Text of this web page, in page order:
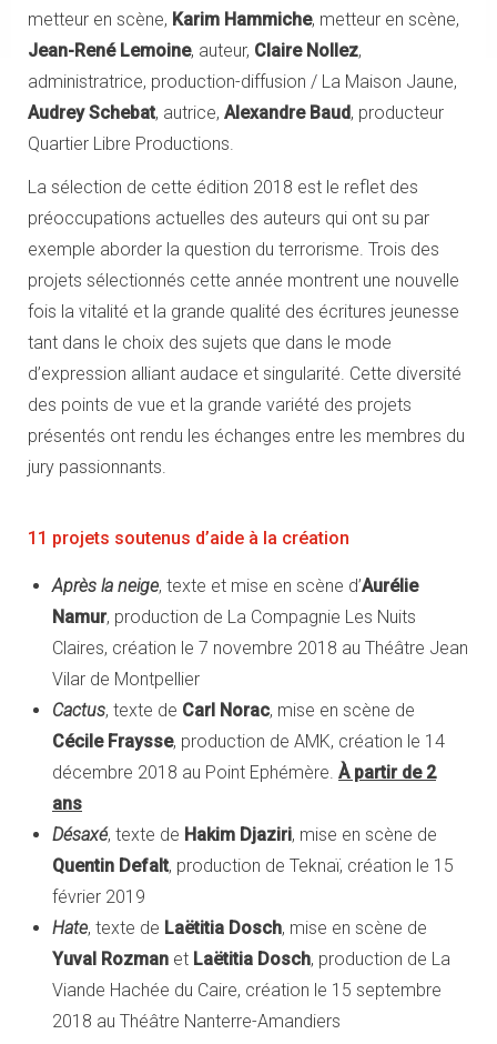
metteur en scène, Karim Hammiche, metteur en scène,
Jean-René Lemoine, auteur, Claire Nollez,
administratrice, production-diffusion / La Maison Jaune,
Audrey Schebat, autrice, Alexandre Baud, producteur
Quartier Libre Productions.
La sélection de cette édition 2018 est le reflet des
préoccupations actuelles des auteurs qui ont su par
exemple aborder la question du terrorisme. Trois des
projets sélectionnés cette année montrent une nouvelle
fois la vitalité et la grande qualité des écritures jeunesse
tant dans le choix des sujets que dans le mode
d’expression alliant audace et singularité. Cette diversité
des points de vue et la grande variété des projets
présentés ont rendu les échanges entre les membres du
jury passionnants.
11 projets soutenus d’aide à la création
Après la neige, texte et mise en scène d’Aurélie
Namur, production de La Compagnie Les Nuits
Claires, création le 7 novembre 2018 au Théâtre Jean
Vilar de Montpellier
Cactus, texte de Carl Norac, mise en scène de
Cécile Fraysse, production de AMK, création le 14
décembre 2018 au Point Ephémère. À partir de 2
ans
Désaxé, texte de Hakim Djaziri, mise en scène de
Quentin Defalt, production de Teknaï, création le 15
février 2019
Hate, texte de Laëtitia Dosch, mise en scène de
Yuval Rozman et Laëtitia Dosch, production de La
Viande Hachée du Caire, création le 15 septembre
2018 au Théâtre Nanterre-Amandiers